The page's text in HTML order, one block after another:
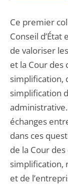
Ce premier
Conseil d’État
de valoriser
et la Cour des
simplification,
simplification
échanges
dans ces
de la Cour
simplification,
et de